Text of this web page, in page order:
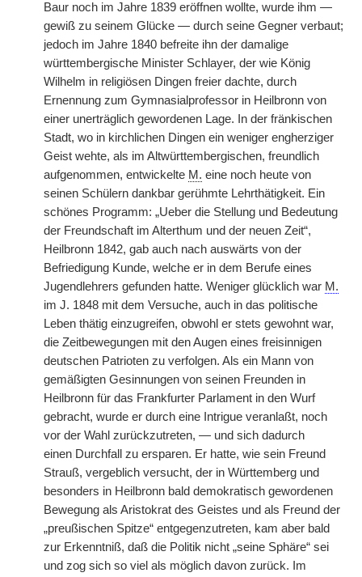
Baur noch im Jahre 1839 eröffnen wollte, wurde ihm —
gewiß zu seinem Glücke — durch seine Gegner verbaut;
jedoch im Jahre 1840 befreite ihn der damalige
württembergische Minister Schlayer, der wie König
Wilhelm in religiösen Dingen freier dachte, durch
Ernennung zum Gymnasialprofessor in Heilbronn von
einer unerträglich gewordenen Lage. In der fränkischen
Stadt, wo in kirchlichen Dingen ein weniger engherziger
Geist wehte, als im Altwürttembergischen, freundlich
aufgenommen, entwickelte M. eine noch heute von
seinen Schülern dankbar gerühmte Lehrthätigkeit. Ein
schönes Programm: „Ueber die Stellung und Bedeutung
der Freundschaft im Alterthum und der neuen Zeit“,
Heilbronn 1842, gab auch nach auswärts von der
Befriedigung Kunde, welche er in dem Berufe eines
Jugendlehrers gefunden hatte. Weniger glücklich war M.
im J. 1848 mit dem Versuche, auch in das politische
Leben thätig einzugreifen, obwohl er stets gewohnt war,
die Zeitbewegungen mit den Augen eines freisinnigen
deutschen Patrioten zu verfolgen. Als ein Mann von
gemäßigten Gesinnungen von seinen Freunden in
Heilbronn für das Frankfurter Parlament in den Wurf
gebracht, wurde er durch eine Intrigue veranlaßt, noch
vor der Wahl zurückzutreten, — und sich dadurch
einen Durchfall zu ersparen. Er hatte, wie sein Freund
Strauß, vergeblich versucht, der in Württemberg und
besonders in Heilbronn bald demokratisch gewordenen
Bewegung als Aristokrat des Geistes und als Freund der
„preußischen Spitze“ entgegenzutreten, kam aber bald
zur Erkenntniß, daß die Politik nicht „seine Sphäre“ sei
und zog sich so viel als möglich davon zurück. Im